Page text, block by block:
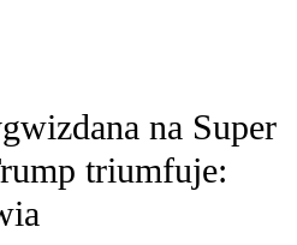
na Super
triumfuje: